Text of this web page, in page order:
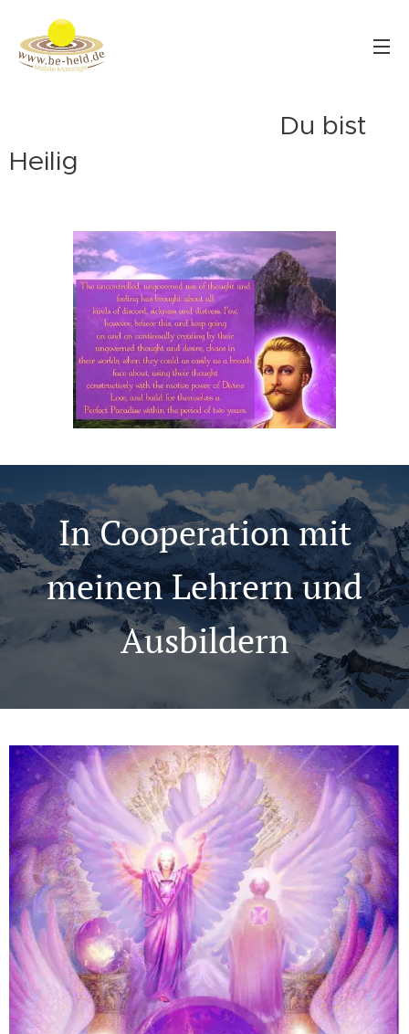
Du bist
Heilig
In Cooperation mit
meinen Lehrern und
Ausbildern